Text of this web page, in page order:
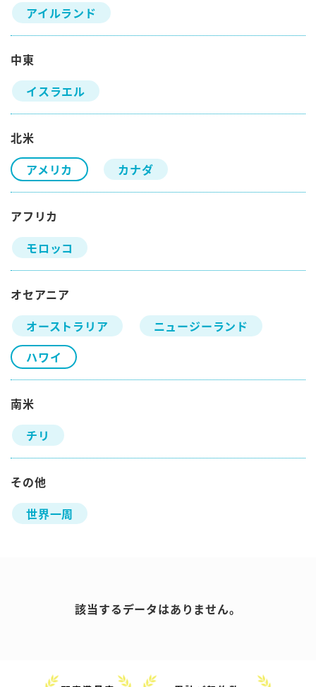
アイルランド
中東
イスラエル
北米
アメリカ
カナダ
アフリカ
モロッコ
オセアニア
オーストラリア
ニュージーランド
ハワイ
南米
チリ
その他
世界一周
該当するデータはありません。